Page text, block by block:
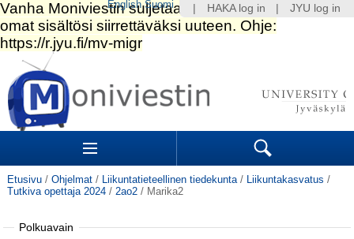
Siirry
sisältöön.
|
Siirry
navigointiin
Sections Search
Etusivu / Ohjelmat / Liikuntatieteellinen tiedekunta / Liikuntakasvatus /
Tutkiva opettaja 2024 / 2ao2 / Marika2
Polkuavain
HAKA log in JYU log in
English Suomi